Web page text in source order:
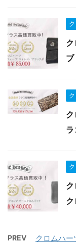
PREV
クロムハ